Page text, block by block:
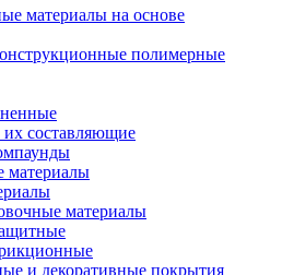
материалы на основе
полимерные
составляющие
материалы
материалы
и декоративные покрытия